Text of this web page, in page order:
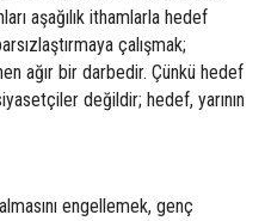
aşağılık ithamlarla hedef
çalışmak;
ağır bir darbedir. Çünkü hedef
değildir; hedef, yarının
engellemek, genç